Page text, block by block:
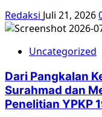
Redaksi Juli 21, 2026
Uncategorized
Dari Pangkalan
Surahmad dan
Penelitian YPKP